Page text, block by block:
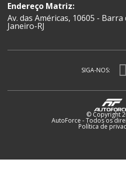
Endereço Matriz:
Av. das Américas, 10605 -
Janeiro-RJ
© Copyright
AutoForce - Todos os
Política de
SIGA-NOS: